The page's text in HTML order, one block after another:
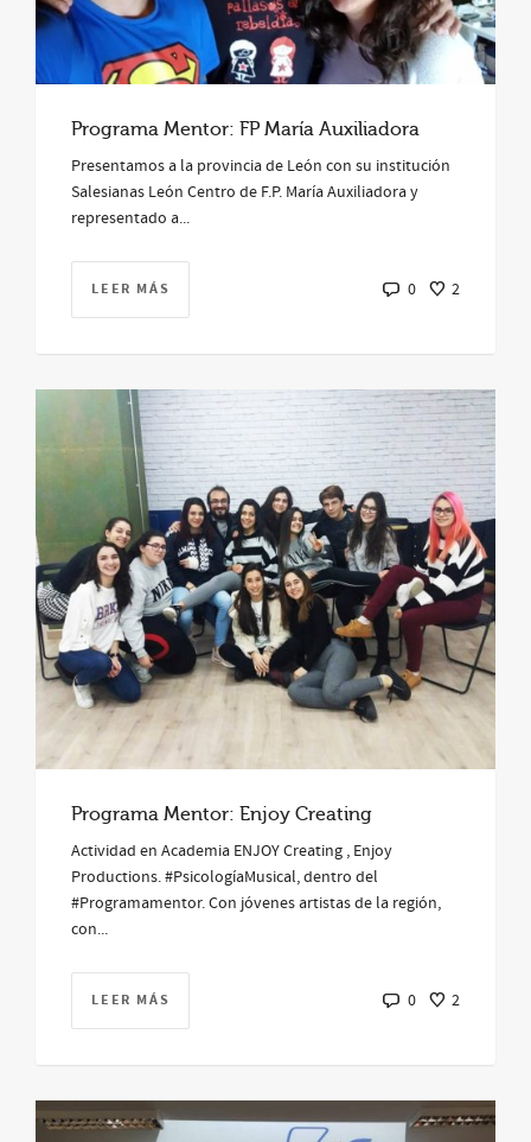
Programa Mentor: FP María Auxiliadora
Presentamos a la provincia de León con su institución
Salesianas León Centro de F.P. María Auxiliadora y
representado a...
LEER MÁS 0 2
Programa Mentor: Enjoy Creating
Actividad en Academia ENJOY Creating , Enjoy
Productions. #PsicologíaMusical, dentro del
#Programamentor. Con jóvenes artistas de la región,
con...
LEER MÁS 0 2